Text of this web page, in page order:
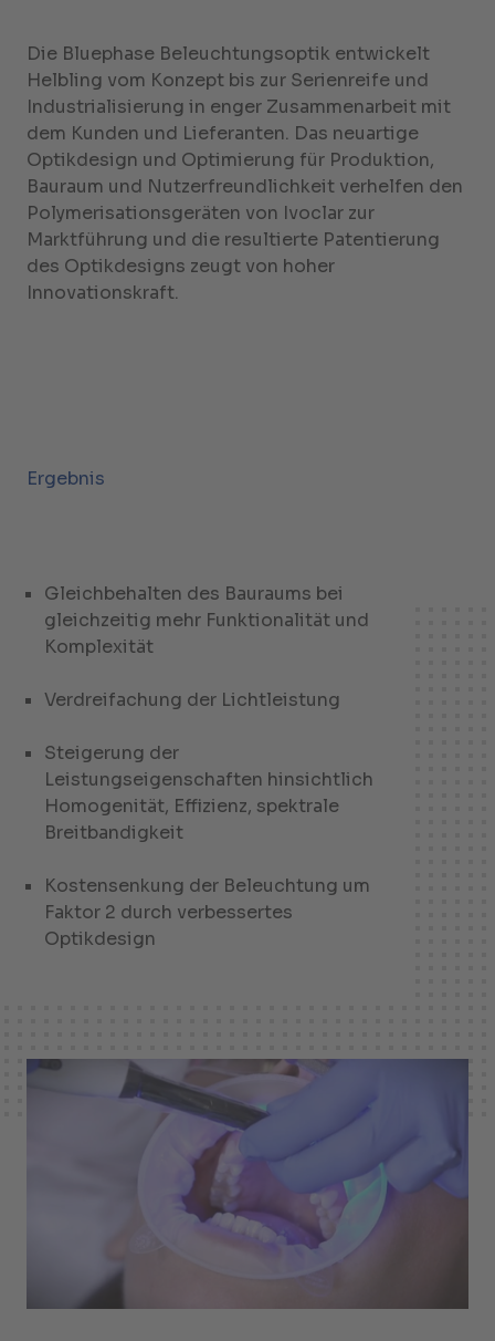
Die Bluephase Beleuchtungsoptik entwickelt
Helbling vom Konzept bis zur Serienreife und
Industrialisierung in enger Zusammenarbeit mit
dem Kunden und Lieferanten. Das neuartige
Optikdesign und Optimierung für Produktion,
Bauraum und Nutzerfreundlichkeit verhelfen den
Polymerisationsgeräten von Ivoclar zur
Marktführung und die resultierte Patentierung
des Optikdesigns zeugt von hoher
Innovationskraft.
Ergebnis
Gleichbehalten des Bauraums bei
gleichzeitig mehr Funktionalität und
Komplexität
Verdreifachung der Lichtleistung
Steigerung der
Leistungseigenschaften hinsichtlich
Homogenität, Effizienz, spektrale
Breitbandigkeit
Kostensenkung der Beleuchtung um
Faktor 2 durch verbessertes
Optikdesign